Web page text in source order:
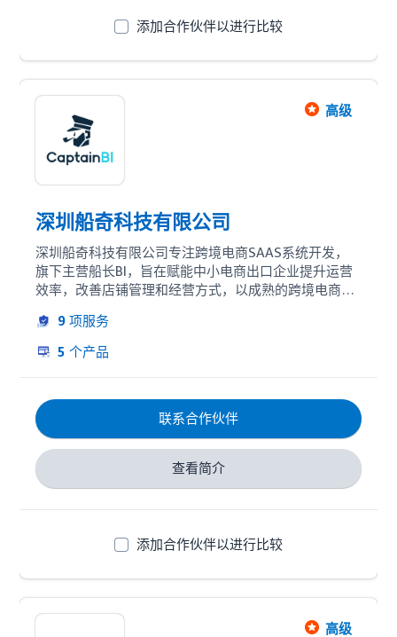
添加合作伙伴以进行比较
高级
深圳船奇科技有限公司
深圳船奇科技有限公司专注跨境电商SAAS系统开发，
旗下主营船长BI，旨在赋能中小电商出口企业提升运营
效率，改善店铺管理和经营方式，以成熟的跨境电商运
平台中外卖家，目标成为最具影响力的跨境电商数据平
台服务商。
船长BI始终致力于让亚马逊运营更简单，让数据更有价
值。目前主要有4款产品：罗盘、广告、数据方舟、
ERP。2019年船长BI成为亚马逊SPN服务商，累计服务
30万+亚马逊卖家，其中不乏众多一线亚马逊大卖及知
名机构。
愿景：为全球跨境电商行业持续服务一百年。
使命：帮助跨境电商卖家实现数字化、智能化、协同
9 项服务
5 个产品
联系合作伙伴
查看简介
添加合作伙伴以进行比较
高级